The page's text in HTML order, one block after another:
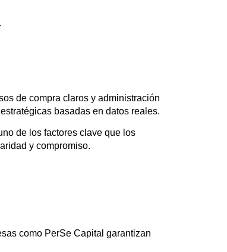
de compra claros y administración
basadas en datos reales.
de los factores clave que los
y compromiso.
como PerSe Capital garantizan